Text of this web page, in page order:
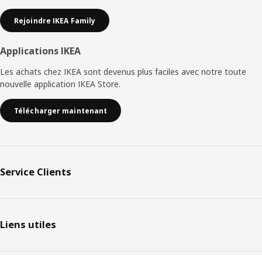
Rejoindre IKEA Family
Applications IKEA
Les achats chez IKEA sont devenus plus faciles avec notre toute
nouvelle application IKEA Store.
Télécharger maintenant
Service Clients
Liens utiles